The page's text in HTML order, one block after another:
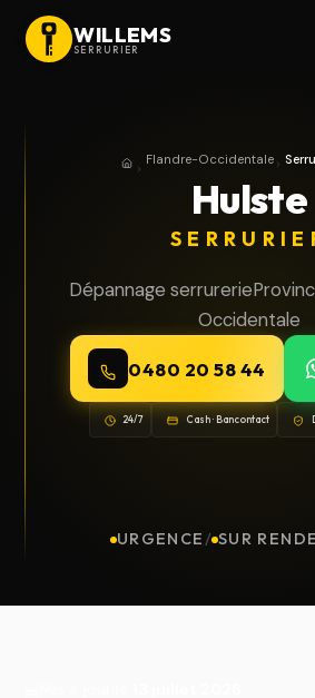
WILLEMS
SERRURIER
AccueilProvince de Flandre-
Flandre-Occidentale
Hulste
Dépannage serrurerie
Occidentale
0480 20 58 44
24/7 Cash · Bancontact
URGENCE / SUR